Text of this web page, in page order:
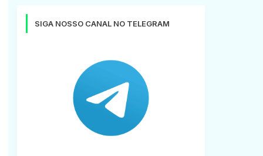
SIGA NOSSO CANAL NO TELEGRAM